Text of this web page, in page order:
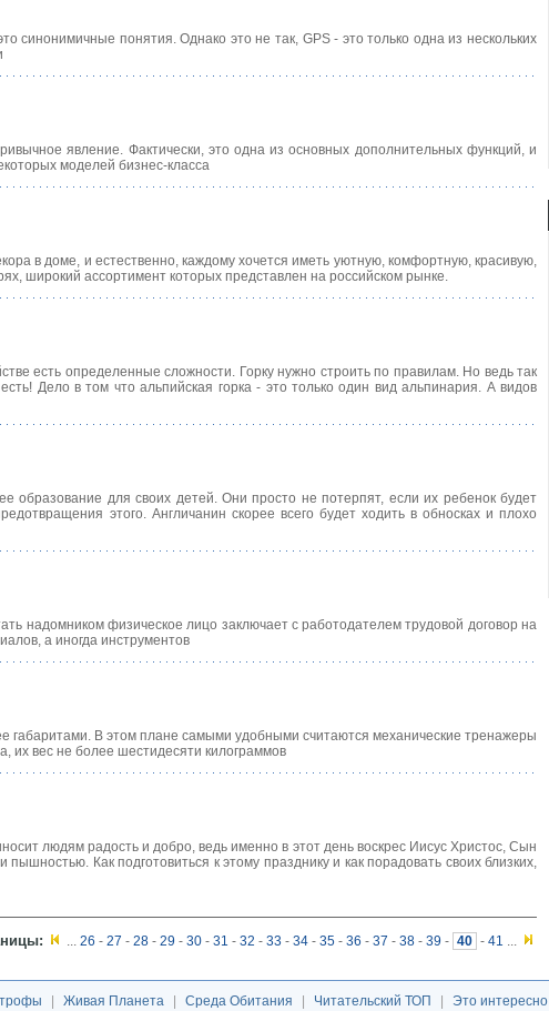
синонимичные понятия. Однако это не так, GPS - это только одна из нескольких
явление. Фактически, это одна из основных дополнительных функций, и
моделей бизнес-класса
в доме, и естественно, каждому хочется иметь уютную, комфортную, красивую,
широкий ассортимент которых представлен на российском рынке.
есть определенные сложности. Горку нужно строить по правилам. Но ведь так
Дело в том что альпийская горка - это только один вид альпинария. А видов
образование для своих детей. Они просто не потерпят, если их ребенок будет
этого. Англичанин скорее всего будет ходить в обносках и плохо
надомником физическое лицо заключает с работодателем трудовой договор на
а иногда инструментов
габаритами. В этом плане самыми удобными считаются механические тренажеры
их вес не более шестидесяти килограммов
людям радость и добро, ведь именно в этот день воскрес Иисус Христос, Сын
Как подготовиться к этому празднику и как порадовать своих близких,
... 26 - 27 - 28 - 29 - 30 - 31 - 32 - 33 - 34 - 35 - 36 - 37 - 38 - 39 - 40 - 41 ...
Живая Планета Среда Обитания Читательский ТОП Это интересно